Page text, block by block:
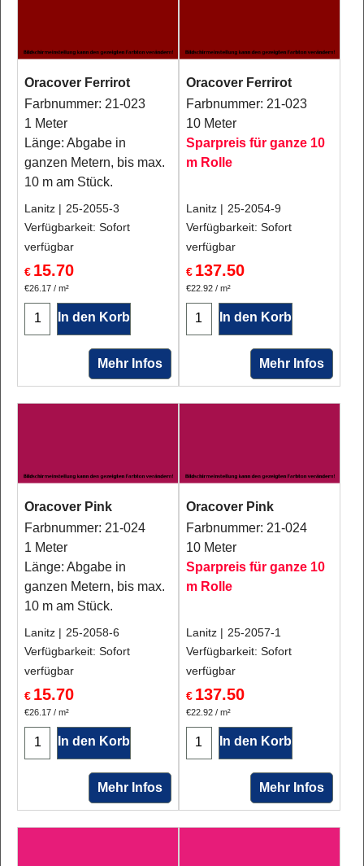
Oracover Ferrirot
Farbnummer: 21-023
1 Meter
Länge: Abgabe in
ganzen Metern, bis max.
10 m am Stück.
€ 15.70
€26.17 / m²
Lanitz
25-2055-3
Verfügbarkeit: Sofort
verfügbar
In den Korb
Mehr Infos
Oracover Ferrirot
Farbnummer: 21-023
10 Meter
Sparpreis für ganze 10
m Rolle
€ 137.50
€22.92/ m²
Lanitz
25-2054-9
Verfügbarkeit: Sofort
verfügbar
In den Korb
Mehr Infos
Oracover Pink
Farbnummer: 21-024
1 Meter
Länge: Abgabe in
ganzen Metern, bis max.
10 m am Stück.
€ 15.70
€26.17 / m²
Lanitz
25-2058-6
Verfügbarkeit: Sofort
verfügbar
In den Korb
Mehr Infos
Oracover Pink
Farbnummer: 21-024
10 Meter
Sparpreis für ganze 10
m Rolle
€ 137.50
€22.92/ m²
Lanitz
25-2057-1
Verfügbarkeit: Sofort
verfügbar
In den Korb
Mehr Infos